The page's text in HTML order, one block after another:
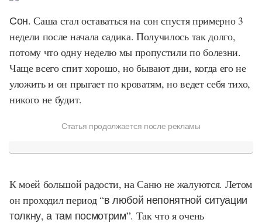
Сон.Саша стал оставаться на сон спустя примерно 3
недели после начала садика. Получилось так долго,
потому что одну неделю мы пропустили по болезни.
Чаще всего спит хорошо, но бывают дни, когда его не
уложить и он прыгает по кроватям, но ведет себя тихо,
никого не будит.
Статья продолжается после рекламы
К моей большой радости, на Саню не жалуются. Летом
он проходил период“в любой непонятной ситуации
толкну, а там посмотрим”. Так что я очень